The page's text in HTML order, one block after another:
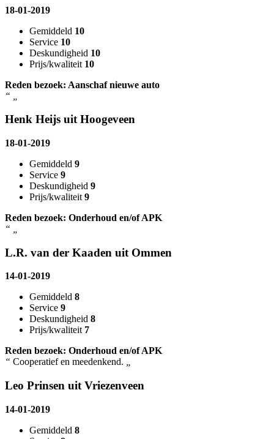
18-01-2019
Gemiddeld 10
Service 10
Deskundigheid 10
Prijs/kwaliteit 10
Reden bezoek: Aanschaf nieuwe auto
“
Henk Heijs uit Hoogeveen
18-01-2019
Gemiddeld 9
Service 9
Deskundigheid 9
Prijs/kwaliteit 9
Reden bezoek: Onderhoud en/of APK
“
L.R. van der Kaaden uit Ommen
14-01-2019
Gemiddeld 8
Service 9
Deskundigheid 8
Prijs/kwaliteit 7
Reden bezoek: Onderhoud en/of APK
“ Cooperatief en meedenkend. „
Leo Prinsen uit Vriezenveen
14-01-2019
Gemiddeld 8